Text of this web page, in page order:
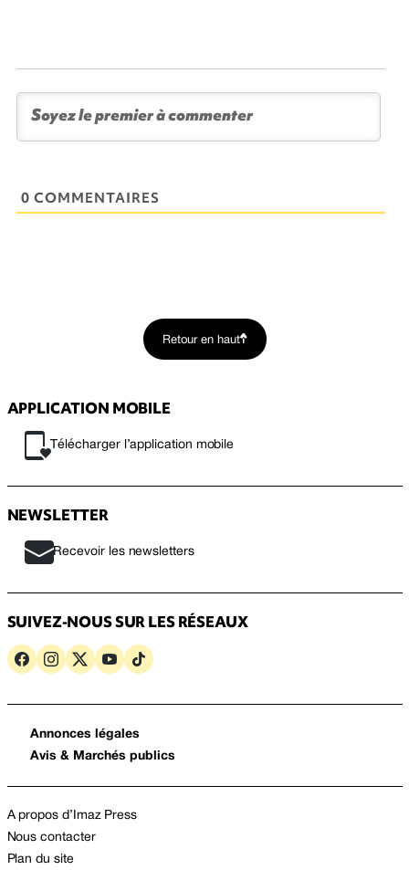
0 COMMENTAIRES
Retour en haut
APPLICATION MOBILE
Télécharger l’application mobile
NEWSLETTER
Recevoir les newsletters
SUIVEZ-NOUS SUR LES RÉSEAUX
Annonces légales
Avis & Marchés publics
A propos d’Imaz Press
Nous contacter
Plan du site